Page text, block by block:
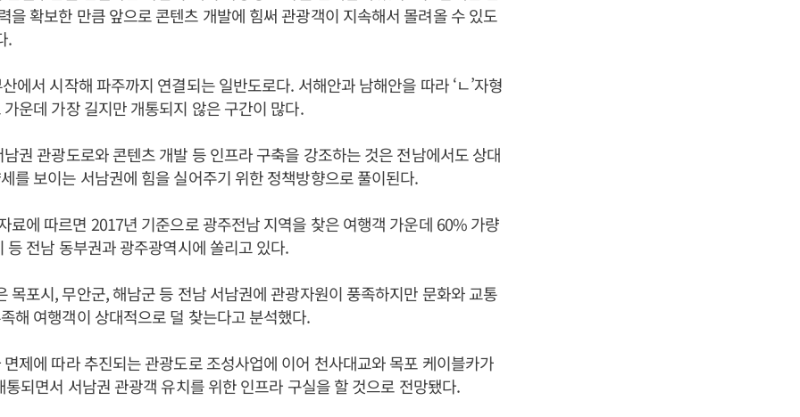
을 확보한 만큼 앞으로 콘텐츠 개발에 힘써 관광객이 지속해서 몰려올 수 있도
.
에서 시작해 파주까지 연결되는 일반도로다. 서해안과 남해안을 따라 ‘ㄴ’자형
운데 가장 길지만 개통되지 않은 구간이 많다.
권 관광도로와 콘텐츠 개발 등 인프라 구축을 강조하는 것은 전남에서도 상대
를 보이는 서남권에 힘을 실어주기 위한 정책방향으로 풀이된다.
료에 따르면 2017년 기준으로 광주전남 지역을 찾은 여행객 가운데 60% 가량
등 전남 동부권과 광주광역시에 쏠리고 있다.
목포시, 무안군, 해남군 등 전남 서남권에 관광자원이 풍족하지만 문화와 교통
해 여행객이 상대적으로 덜 찾는다고 분석했다.
제에 따라 추진되는 관광도로 조성사업에 이어 천사대교와 목포 케이블카가
되면서 서남권 관광객 유치를 위한 인프라 구실을 할 것으로 전망됐다.